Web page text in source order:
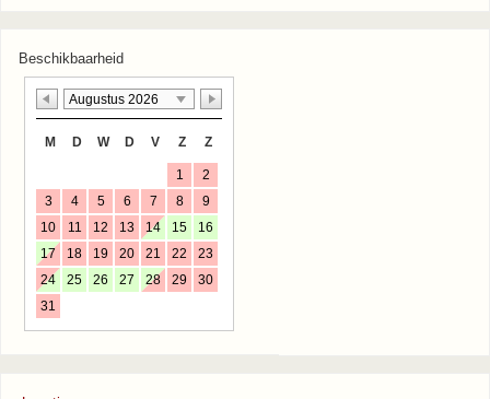
Beschikbaarheid
Augustus 2026
M D W D V Z Z
1
2
3
4 5 6 7 8
9
10
11 12 13 14 15
16
17
18 19 20 21 22
23
24
25 26 27 28 29
30
31